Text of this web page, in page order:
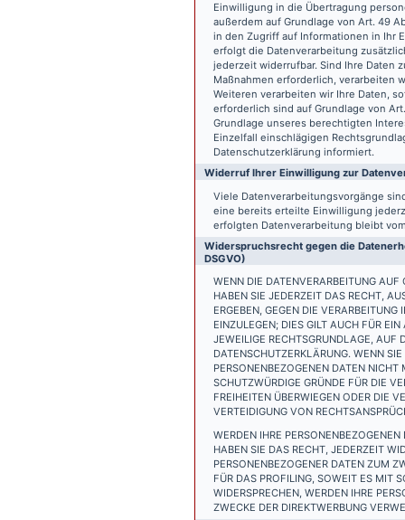
Einwilligung in die Übertragung
außerdem auf Grundlage von Art. 49
in den Zugriff auf Informationen in Ihr
erfolgt die Datenverarbeitung
jederzeit widerrufbar. Sind Ihre Daten
Maßnahmen erforderlich, verarbeiten
Weiteren verarbeiten wir Ihre Daten,
erforderlich sind auf Grundlage von
Grundlage unseres berechtigten
Einzelfall einschlägigen
Datenschutzerklärung informiert.
Widerruf Ihrer Einwilligung zur
Viele Datenverarbeitungsvorgänge
eine bereits erteilte Einwilligung
erfolgten Datenverarbeitung bleibt
Widerspruchsrecht gegen die
DSGVO)
WENN DIE DATENVERARBEITUNG
HABEN SIE JEDERZEIT DAS RECHT,
ERGEBEN, GEGEN DIE
EINZULEGEN; DIES GILT AUCH FÜR
JEWEILIGE RECHTSGRUNDLAGE, AUF
DATENSCHUTZERKLÄRUNG. WENN
PERSONENBEZOGENEN DATEN
SCHUTZWÜRDIGE GRÜNDE FÜR DIE
FREIHEITEN ÜBERWIEGEN ODER DIE
VERTEIDIGUNG VON
WERDEN IHRE
HABEN SIE DAS RECHT, JEDERZEIT
PERSONENBEZOGENER DATEN ZUM
FÜR DAS PROFILING, SOWEIT ES MIT
WIDERSPRECHEN, WERDEN IHRE
ZWECKE DER DIREKTWERBUNG